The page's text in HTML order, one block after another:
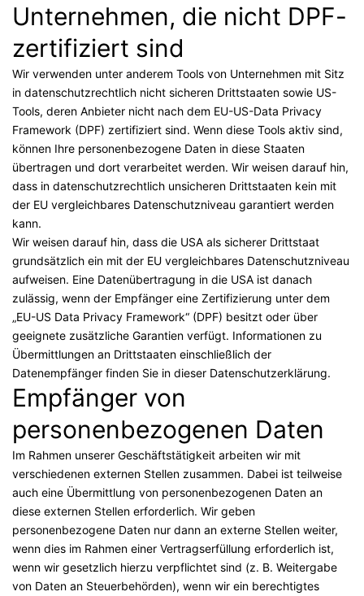
Unternehmen, die nicht DPF-
zertifiziert sind
Wir verwenden unter anderem Tools von Unternehmen mit Sitz
in datenschutzrechtlich nicht sicheren Drittstaaten sowie US-
Tools, deren Anbieter nicht nach dem EU-US-Data Privacy
Framework (DPF) zertifiziert sind. Wenn diese Tools aktiv sind,
können Ihre personenbezogene Daten in diese Staaten
übertragen und dort verarbeitet werden. Wir weisen darauf hin,
dass in datenschutzrechtlich unsicheren Drittstaaten kein mit
der EU vergleichbares Datenschutzniveau garantiert werden
kann.
Wir weisen darauf hin, dass die USA als sicherer Drittstaat
grundsätzlich ein mit der EU vergleichbares Datenschutzniveau
aufweisen. Eine Datenübertragung in die USA ist danach
zulässig, wenn der Empfänger eine Zertifizierung unter dem
„EU-US Data Privacy Framework“ (DPF) besitzt oder über
geeignete zusätzliche Garantien verfügt. Informationen zu
Übermittlungen an Drittstaaten einschließlich der
Datenempfänger finden Sie in dieser Datenschutzerklärung.
Empfänger von
personenbezogenen Daten
Im Rahmen unserer Geschäftstätigkeit arbeiten wir mit
verschiedenen externen Stellen zusammen. Dabei ist teilweise
auch eine Übermittlung von personenbezogenen Daten an
diese externen Stellen erforderlich. Wir geben
personenbezogene Daten nur dann an externe Stellen weiter,
wenn dies im Rahmen einer Vertragserfüllung erforderlich ist,
wenn wir gesetzlich hierzu verpflichtet sind (z. B. Weitergabe
von Daten an Steuerbehörden), wenn wir ein berechtigtes